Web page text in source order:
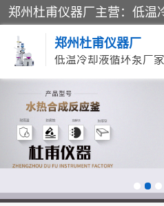
郑州杜甫仪器厂
循环水真空泵厂家
低温冷却液循环泵厂家